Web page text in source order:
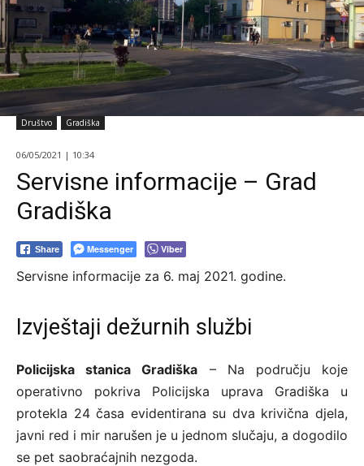
Društvo Gradiška
06/05/2021 | 10:34
Servisne informacije – Grad
Gradiška
Share Messenger Viber
Servisne informacije za 6. maj 2021. godine.
Izvještaji dežurnih službi
Policijska stanica Gradiška – Na području koje
operativno pokriva Policijska uprava Gradiška u
protekla 24 časa evidentirana su dva krivična djela,
javni red i mir narušen je u jednom slučaju, a dogodilo
se pet saobraćajnih nezgoda.